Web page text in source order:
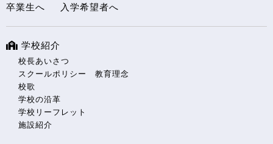
卒業生へ
入学希望者へ
学校紹介
校長あいさつ
スクールポリシー 教育理念
校歌
学校の沿革
学校リーフレット
施設紹介